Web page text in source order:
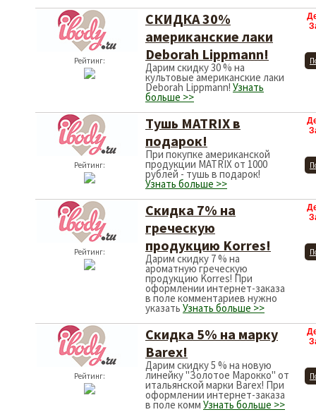
Рейтинг:
СКИДКА 30%
американские лаки
Deborah Lippmann!
Дарим скидку 30 % на
культовые американские лаки
Deborah Lippmann! Узнать
больше >>
Рейтинг:
Тушь MATRIX в
подарок!
При покупке американской
продукции MATRIX от 1000
рублей - тушь в подарок!
Узнать больше >>
Рейтинг:
Скидка 7% на
греческую
продукцию Korres!
Дарим скидку 7 % на
ароматную греческую
продукцию Korres! При
оформлении интернет-заказа
в поле комментариев нужно
указать Узнать больше >>
Рейтинг:
Скидка 5% на марку
Barex!
Дарим скидку 5 % на новую
линейку "Золотое Марокко" от
итальянской марки Barex! При
оформлении интернет-заказа
в поле комм Узнать больше >>